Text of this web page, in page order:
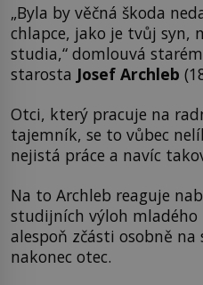
„Byla by věčná škoda
chlapce, jako je tvůj syn,
studia,“ domlouvá
starosta Josef Archleb
Otci, který pracuje na
tajemník, se to vůbec
nejistá práce a navíc
Na to Archleb reaguje
studijních výloh mladého
alespoň zčásti osobně na
nakonec otec.